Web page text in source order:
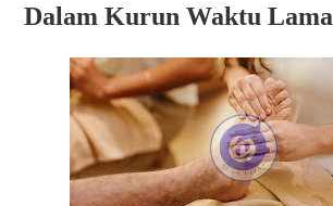
Dalam Kurun Waktu Lama